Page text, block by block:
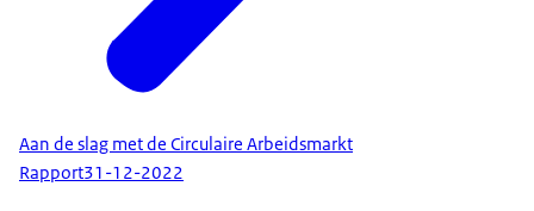
Aan de slag met de Circulaire Arbeidsmarkt
Rapport31-12-2022